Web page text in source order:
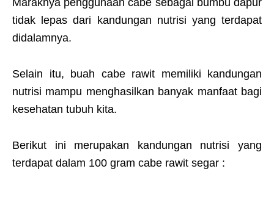
tidak lepas dari kandungan nutrisi yang terdapat
didalamnya.
Selain itu, buah cabe rawit memiliki kandungan
nutrisi mampu menghasilkan banyak manfaat bagi
kesehatan tubuh kita.
Berikut ini merupakan kandungan nutrisi yang
terdapat dalam 100 gram cabe rawit segar :